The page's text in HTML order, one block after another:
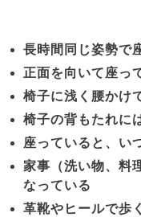
長時間同じ姿勢で
正面を向いて座っ
椅子に浅く腰かけ
椅子の背もたれに
座っていると、い
家事（洗い物、料
なっている
革靴やヒールで歩